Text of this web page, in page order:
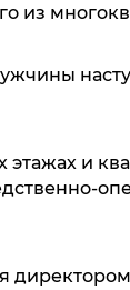
из
и
директором